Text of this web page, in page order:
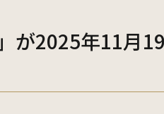
ラム「Symphony」
採用・オーディション
が2025年11月